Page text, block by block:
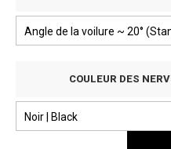
COULEUR DES